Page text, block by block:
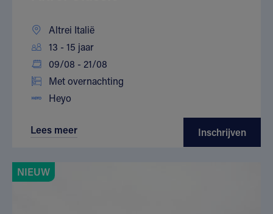
Altrei Italië
13 - 15 jaar
09/08 - 21/08
Met overnachting
Heyo
Lees meer Inschrijven
NIEUW